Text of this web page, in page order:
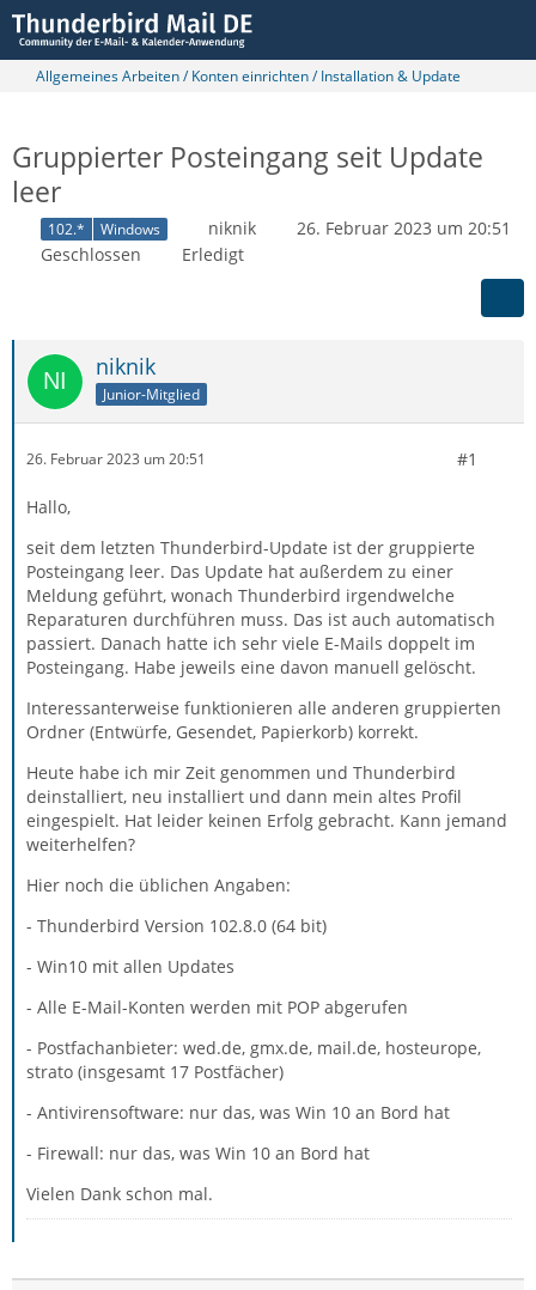
Allgemeines Arbeiten / Konten einrichten / Installation & Update
Gruppierter Posteingang seit Update
leer
102.* Windows niknik
26. Februar 2023 um 20:51
Geschlossen
Erledigt
niknik
Junior-Mitglied
26. Februar 2023 um 20:51 #1
Hallo,
seit dem letzten Thunderbird-Update ist der gruppierte
Posteingang leer. Das Update hat außerdem zu einer
Meldung geführt, wonach Thunderbird irgendwelche
Reparaturen durchführen muss. Das ist auch automatisch
passiert. Danach hatte ich sehr viele E-Mails doppelt im
Posteingang. Habe jeweils eine davon manuell gelöscht.
Interessanterweise funktionieren alle anderen gruppierten
Ordner (Entwürfe, Gesendet, Papierkorb) korrekt.
Heute habe ich mir Zeit genommen und Thunderbird
deinstalliert, neu installiert und dann mein altes Profil
eingespielt. Hat leider keinen Erfolg gebracht. Kann jemand
weiterhelfen?
Hier noch die üblichen Angaben:
- Thunderbird Version 102.8.0 (64 bit)
- Win10 mit allen Updates
- Alle E-Mail-Konten werden mit POP abgerufen
- Postfachanbieter: wed.de, gmx.de, mail.de, hosteurope,
strato (insgesamt 17 Postfächer)
- Antivirensoftware: nur das, was Win 10 an Bord hat
- Firewall: nur das, was Win 10 an Bord hat
Vielen Dank schon mal.